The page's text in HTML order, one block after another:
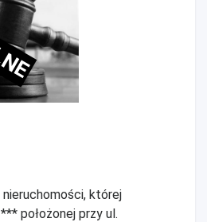
której
położonej przy ul.